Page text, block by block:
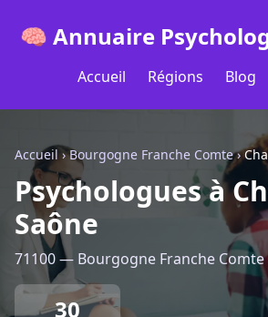
🧠 Annuaire
Accueil Régions Blog
Accueil ›Bourgogne Franche Comte›
Psychologues à
Saône
71100 — Bourgogne Franche Comte
30